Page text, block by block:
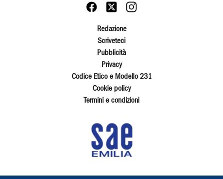
Redazione
Scriveteci
Pubblicità
Privacy
Codice Etico e Modello 231
Cookie policy
Termini e condizioni